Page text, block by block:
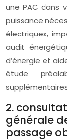
une PAC dans
puissance
électriques,
audit
d’énergie et
étude
2.
générale
passage